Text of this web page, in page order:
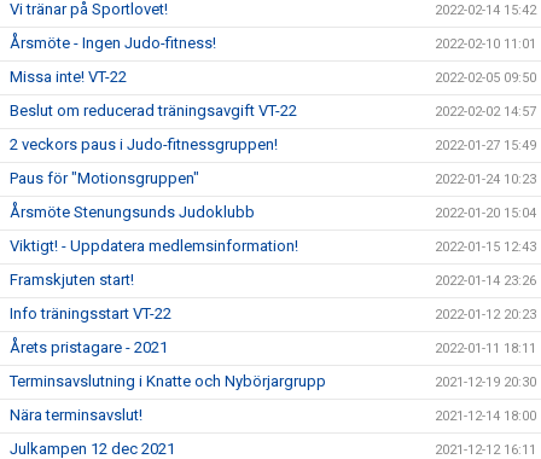
Vi tränar på Sportlovet! 2022-02-14 15:42
Årsmöte - Ingen Judo-fitness! 2022-02-10 11:01
Missa inte! VT-22 2022-02-05 09:50
Beslut om reducerad träningsavgift VT-22 2022-02-02 14:57
2 veckors paus i Judo-fitnessgruppen! 2022-01-27 15:49
Paus för "Motionsgruppen" 2022-01-24 10:23
Årsmöte Stenungsunds Judoklubb 2022-01-20 15:04
Viktigt! - Uppdatera medlemsinformation! 2022-01-15 12:43
Framskjuten start! 2022-01-14 23:26
Info träningsstart VT-22 2022-01-12 20:23
Årets pristagare - 2021 2022-01-11 18:11
Terminsavslutning i Knatte och Nybörjargrupp 2021-12-19 20:30
Nära terminsavslut! 2021-12-14 18:00
Julkampen 12 dec 2021 2021-12-12 16:11